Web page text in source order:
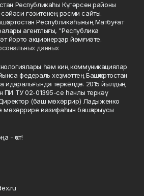
Республикаһы Күгәрсен районы
гәзитенең рәсми сайты.
Республикаһының Матбуғат
агентлығы, "Республика
йорто акционерҙар йәмғиәте.
данных
һәм киң коммуникациялар
федераль хеҙмәттең Башҡортостан
идаралығында теркәлде. 2015 йылдың
ПИ ТУ 02-01395-се һанлы теркәү
Директор (баш мөхәррир) Ладыженко
мөхәррире вазифаһын башҡарыусы
- ҡот!